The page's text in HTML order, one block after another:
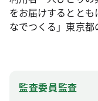
をお届けするとと
なでつくる」東京都
監査委員監査